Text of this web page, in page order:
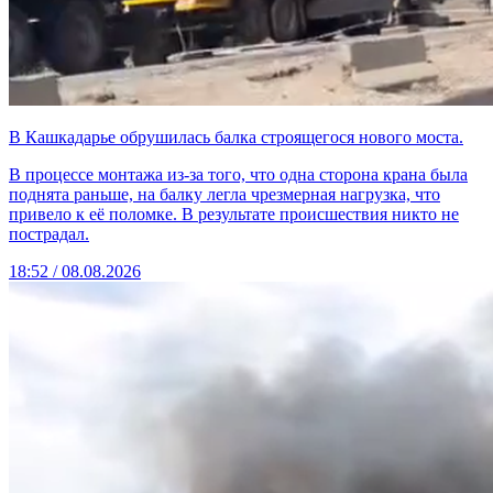
В Кашкадарье обрушилась балка строящегося нового моста.
В процессе монтажа из-за того, что одна сторона крана была
поднята раньше, на балку легла чрезмерная нагрузка, что
привело к её поломке. В результате происшествия никто не
пострадал.
18:52 / 08.08.2026